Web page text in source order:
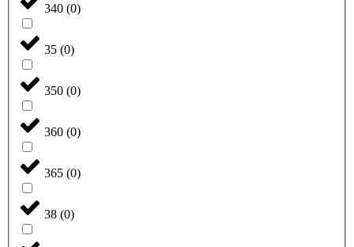
340 (0)
35 (0)
350 (0)
360 (0)
365 (0)
38 (0)